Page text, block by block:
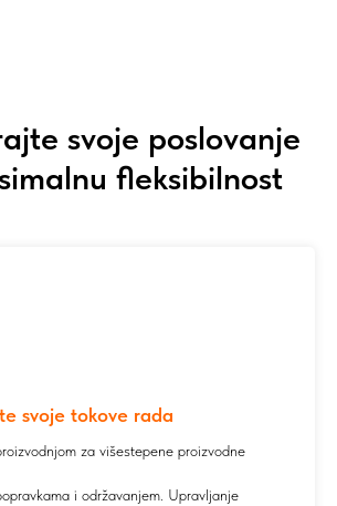
svoje poslovanje
fleksibilnost
svoje tokove rada
za višestepene proizvodne
i održavanjem. Upravljanje